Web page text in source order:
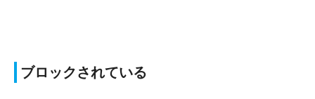
ブロックされている